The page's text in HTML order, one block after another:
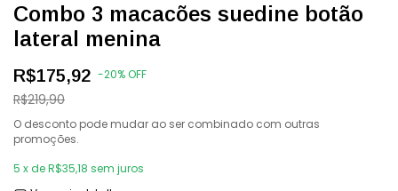
Combo 3 macacões suedine botão
lateral menina
R$175,92 -20%OFF
R$219,90
O desconto pode mudar ao ser combinado com outras
promoções.
5 x deR$35,18 sem juros